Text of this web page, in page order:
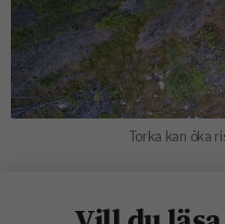
Torka kan öka